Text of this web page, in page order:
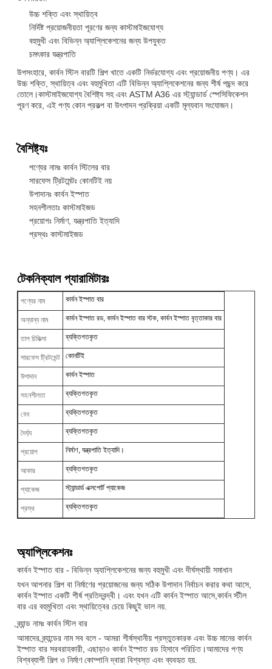
উচ্চ শক্তি এবং স্থায়িত্ব
নির্দিষ্ট প্রয়োজনীয়তা পূরণের জন্য কাস্টমাইজযোগ্য
বহুমুখী এবং বিভিন্ন অ্যাপ্লিকেশনের জন্য উপযুক্ত
চমৎকার যন্ত্রপাতি
উপসংহারে, কার্বন স্টিল বারটি শিল্প খাতে একটি নির্ভরযোগ্য এবং প্রয়োজনীয় পণ্য। এর
উচ্চ শক্তি, স্থায়িত্ব এবং বহুমুখিতা এটি বিভিন্ন অ্যাপ্লিকেশনের জন্য শীর্ষ পছন্দ করে
তোলে।কাস্টমাইজযোগ্য বৈশিষ্ট্য সহ এবং ASTM A36 এর স্ট্যান্ডার্ড স্পেসিফিকেশন
পূরণ করে, এই পণ্য কোন প্রকল্প বা উৎপাদন প্রক্রিয়া একটি মূল্যবান সংযোজন।
বৈশিষ্ট্যঃ
পণ্যের নামঃ কার্বন স্টিলের বার
সারফেস ট্রিটমেন্টঃ কোনটিই নয়
উপাদানঃ কার্বন ইস্পাত
সহনশীলতাঃ কাস্টমাইজড
প্রয়োগঃ নির্মাণ, যন্ত্রপাতি ইত্যাদি
প্রস্থঃ কাস্টমাইজড
টেকনিক্যাল প্যারামিটারঃ
পণ্যের নাম কার্বন ইস্পাত বার
অন্যান্য নাম কার্বন ইস্পাত রড, কার্বন ইস্পাত বার স্টক, কার্বন ইস্পাত বৃত্তাকার বার
তাপ চিকিত্সা ব্যক্তিগতকৃত
সারফেস ট্রিটমেন্ট কোনটিই
উপাদান কার্বন ইস্পাত
সহনশীলতা ব্যক্তিগতকৃত
বেধ ব্যক্তিগতকৃত
দৈর্ঘ্য ব্যক্তিগতকৃত
প্রয়োগ নির্মাণ, যন্ত্রপাতি ইত্যাদি।
আকার ব্যক্তিগতকৃত
প্যাকেজ স্ট্যান্ডার্ড এক্সপোর্ট প্যাকেজ
প্রস্থ ব্যক্তিগতকৃত
অ্যাপ্লিকেশনঃ
কার্বন ইস্পাত বার - বিভিন্ন অ্যাপ্লিকেশনের জন্য বহুমুখী এবং দীর্ঘস্থায়ী সমাধান
যখন আপনার শিল্প বা নির্মাণের প্রয়োজনের জন্য সঠিক উপাদান নির্বাচন করার কথা আসে,
কার্বন ইস্পাত একটি শীর্ষ প্রতিদ্বন্দ্বী। এবং যখন এটি কার্বন ইস্পাত আসে,কার্বন স্টীল
বার এর বহুমুখিতা এবং স্থায়িত্বের চেয়ে কিছুই ভাল নয়.
ব্র্যান্ড নামঃ কার্বন স্টিল বার
আমাদের ব্র্যান্ডের নাম সব বলে - আমরা শীর্ষস্থানীয় প্রস্তুতকারক এবং উচ্চ মানের কার্বন
ইস্পাত বার সরবরাহকারী, এছাড়াও কার্বন ইস্পাত রড হিসাবে পরিচিত।আমাদের পণ্য
বিশ্বব্যাপী শিল্প ও নির্মাণ কোম্পানি দ্বারা বিশ্বস্ত এবং ব্যবহৃত হয়.